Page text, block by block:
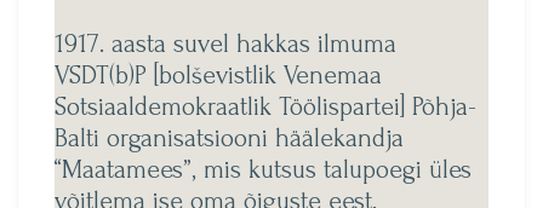
1917. aasta suvel hakkas ilmuma
VSDT(b)P [bolševistlik Venemaa
Sotsiaaldemokraatlik Töölispartei] Põhja-
Balti organisatsiooni häälekandja
“Maatamees”, mis kutsus talupoegi üles
võitlema ise oma õiguste eest.